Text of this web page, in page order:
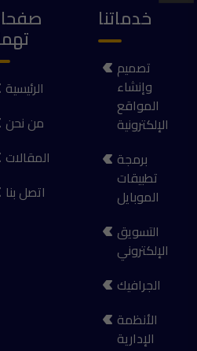
الرئيسية
من نحن
المقالات
اتصل بنا
خدماتنا
تصميم
وإنشاء
المواقع
الإلكترونية
برمجة
تطبيقات
الموبايل
التسويق
الإلكتروني
الجرافيك
الأنظمة
الإدارية